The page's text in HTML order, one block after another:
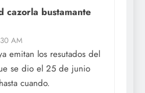
cazorla bustamante
AM
emitan los resutados del
se dio el 25 de junio
cuando.